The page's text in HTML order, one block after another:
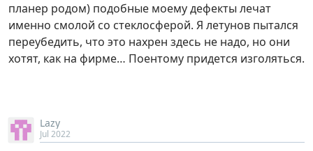
планер родом) подобные моему дефекты лечат
именно смолой со стеклосферой. Я летунов пытался
переубедить, что это нахрен здесь не надо, но они
хотят, как на фирме… Поентому придется изголяться.
Lazy
Jul 2022